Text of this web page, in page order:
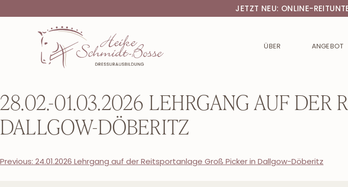
JETZT NEU: ONLINE-
ÜBER ANGEBOT
28.02.-01.03.2026 LEHRGANG AUF DER
ALLGOW-DÖBERITZ
Previous: 24.01.2026 Lehrgang auf der Reitsportanlage Groß Picker in Dallgow-Döberitz